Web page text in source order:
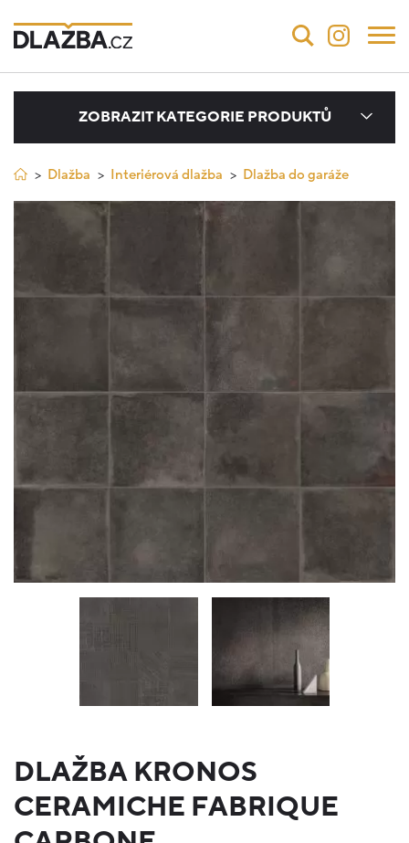
ZOBRAZIT KATEGORIE PRODUKTŮ
Dlažba Interiérová dlažba Dlažba do garáže
DLAŽBA KRONOS
CERAMICHE FABRIQUE